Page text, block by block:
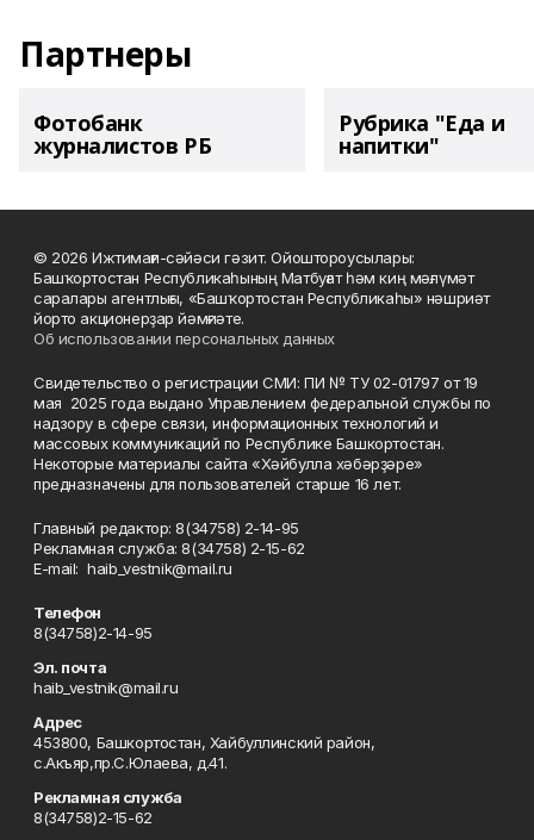
Партнеры
Фотобанк
журналистов РБ
Рубрика "Еда и
напитки"
© 2026 Ижтимағи-сәйәси гәзит. Ойоштороусылары:
Башҡортостан Республикаһының Матбуғат һәм киң мәғлүмәт
саралары агентлығы, «Башҡортостан Республикаһы» нәшриәт
йорто акционерҙар йәмғиәте.
Об использовании персональных данных
Свидетельство о регистрации СМИ: ПИ № ТУ 02-01797 от 19
мая 2025 года выдано Управлением федеральной службы по
надзору в сфере связи, информационных технологий и
массовых коммуникаций по Республике Башкортостан.
Некоторые материалы сайта «Хәйбулла хәбәрҙәре»
предназначены для пользователей старше 16 лет.
Главный редактор: 8(34758) 2-14-95
Рекламная служба: 8(34758) 2-15-62
Е-mаil: haib_vestnik@mail.ru
Телефон
8(34758)2-14-95
Эл. почта
haib_vestnik@mail.ru
Адрес
453800, Башкортостан, Хайбуллинский район,
с.Акъяр,пр.С.Юлаева, д.41.
Рекламная служба
8(34758)2-15-62